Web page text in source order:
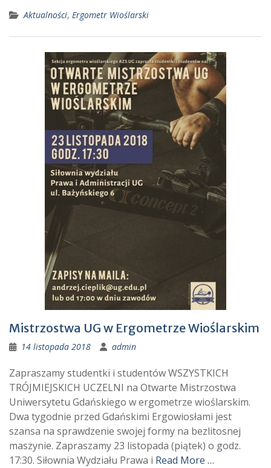
Aktualności, Ergometr Wioślarski
Mistrzostwa UG w Ergometrze Wioślarskim
14 listopada 2018 admin
Zapraszamy studentki i studentów WSZYSTKICH
TRÓJMIEJSKICH UCZELNI na Otwarte Mistrzostwa
Uniwersytetu Gdańskiego w ergometrze wioślarskim.
Dwa tygodnie przed Gdańskimi Ergowiosłami jest
szansa na sprawdzenie swojej formy na bezlitosnej
maszynie. Zapraszamy 23 listopada (piątek) o godz.
17:30. Siłownia Wydziału Prawa i Read More …